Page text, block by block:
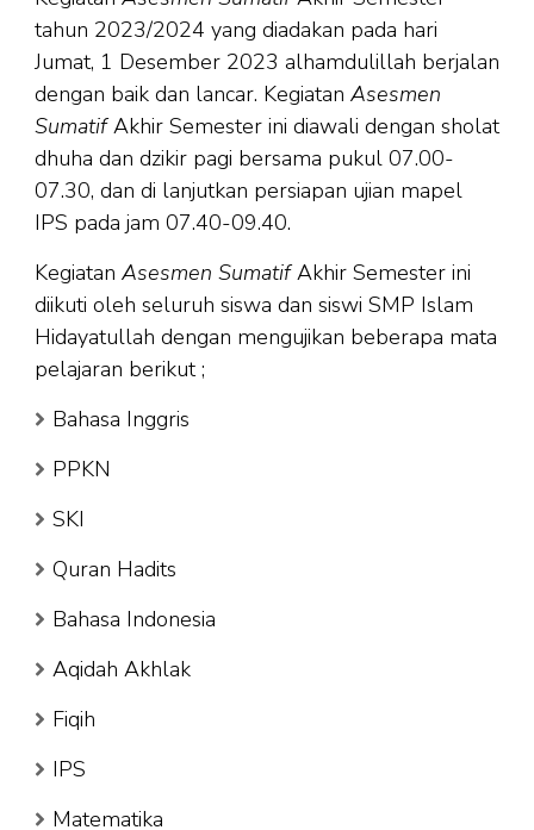
tahun 2023/2024 yang diadakan pada hari
Jumat, 1 Desember 2023 alhamdulillah berjalan
dengan baik dan lancar. Kegiatan Asesmen
SumatifAkhir Semester ini diawali dengan sholat
dhuha dan dzikir pagi bersama pukul 07.00-
07.30, dan di lanjutkan persiapan ujian mapel
IPS pada jam 07.40-09.40.
Kegiatan Asesmen SumatifAkhir Semester ini
diikuti oleh seluruh siswa dan siswi SMP Islam
Hidayatullah dengan mengujikan beberapa mata
pelajaran berikut ;
Bahasa Inggris
PPKN
SKI
Quran Hadits
Bahasa Indonesia
Aqidah Akhlak
Fiqih
IPS
Matematika